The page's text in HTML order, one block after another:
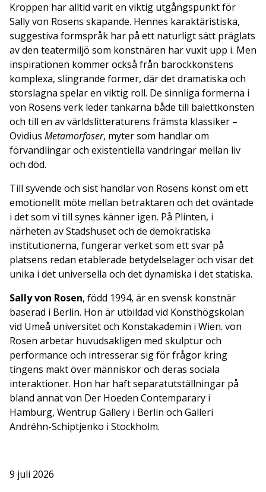
Kroppen har alltid varit en viktig utgångspunkt för
Sally von Rosens skapande. Hennes karaktäristiska,
suggestiva formspråk har på ett naturligt sätt präglats
av den teatermiljö som konstnären har vuxit upp i. Men
inspirationen kommer också från barockkonstens
komplexa, slingrande former, där det dramatiska och
storslagna spelar en viktig roll. De sinnliga formerna i
von Rosens verk leder tankarna både till balettkonsten
och till en av världslitteraturens främsta klassiker –
Ovidius Metamorfoser, myter som handlar om
förvandlingar och existentiella vandringar mellan liv
och död.
Till syvende och sist handlar von Rosens konst om ett
emotionellt möte mellan betraktaren och det oväntade
i det som vi till synes känner igen. På Plinten, i
närheten av Stadshuset och de demokratiska
institutionerna, fungerar verket som ett svar på
platsens redan etablerade betydelselager och visar det
unika i det universella och det dynamiska i det statiska.
Sally von Rosen, född 1994, är en svensk konstnär
baserad i Berlin. Hon är utbildad vid Konsthögskolan
vid Umeå universitet och Konstakademin i Wien. von
Rosen arbetar huvudsakligen med skulptur och
performance och intresserar sig för frågor kring
tingens makt över människor och deras sociala
interaktioner. Hon har haft separatutställningar på
bland annat von Der Hoeden Contemparary i
Hamburg, Wentrup Gallery i Berlin och Galleri
Andréhn-Schiptjenko i Stockholm.
9 juli 2026